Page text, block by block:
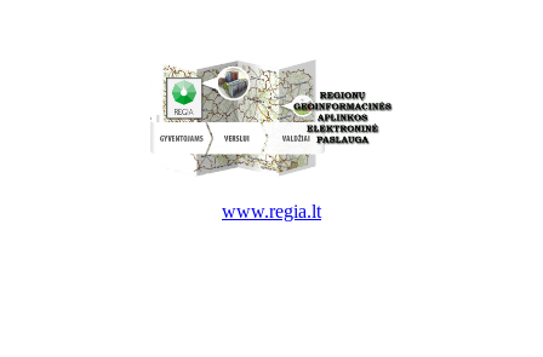
www.regia.lt